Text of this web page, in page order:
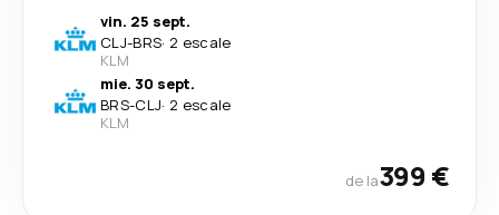
vin. 25 sept.
CLJ-BRS· 2 escale
KLM
mie. 30 sept.
BRS-CLJ· 2 escale
KLM
de la399 €